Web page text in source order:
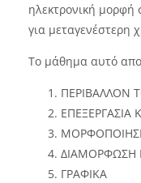
ηλεκτρονική μορφή
για μεταγενέστερη
Το μάθημα αυτό
ΠΕΡΙΒΑΛΛΟΝ
ΕΠΕΞΕΡΓΑΣΙΑ
ΔΙΑΜΟΡΦΩΣΗ
ΓΡΑΦΙΚΑ